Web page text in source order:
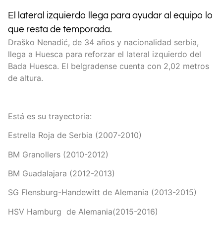
El lateral izquierdo llega para ayudar al equipo lo
que resta de temporada.
Draško Nenadić, de 34 años y nacionalidad serbia,
llega a Huesca para reforzar el lateral izquierdo del
Bada Huesca. El belgradense cuenta con 2,02 metros
de altura.
Está es su trayectoria:
Estrella Roja de Serbia (2007-2010)
BM Granollers (2010-2012)
BM Guadalajara (2012-2013)
SG Flensburg-Handewitt de Alemania (2013-2015)
HSV Hamburg de Alemania(2015-2016)